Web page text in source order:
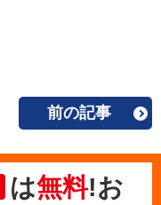
前の記事
は無料!お